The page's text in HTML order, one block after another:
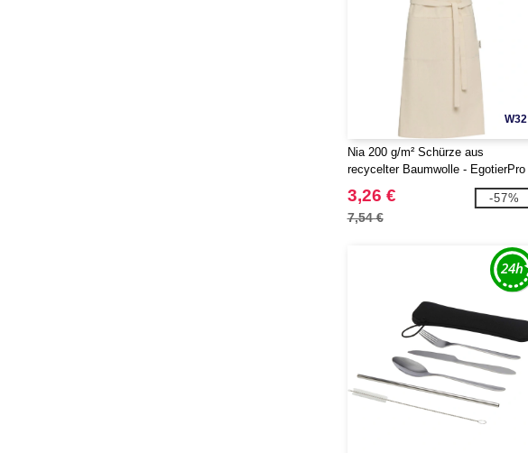
W32
Nia 200 g/m² Schürze aus
recycelter Baumwolle - EgotierPro
113325
3,26 €
7,54 €
-57%